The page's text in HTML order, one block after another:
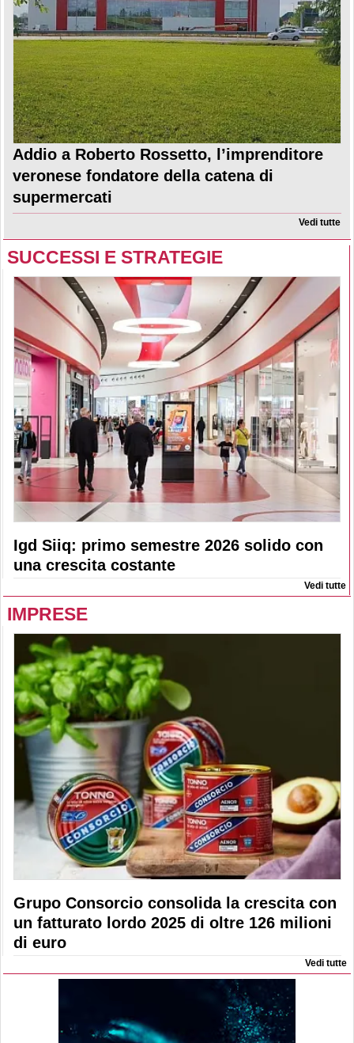
Addio a Roberto Rossetto, l’imprenditore
veronese fondatore della catena di
supermercati
Vedi tutte
SUCCESSI E STRATEGIE
Igd Siiq: primo semestre 2026 solido con
una crescita costante
Vedi tutte
IMPRESE
Grupo Consorcio consolida la crescita con
un fatturato lordo 2025 di oltre 126 milioni
di euro
Vedi tutte